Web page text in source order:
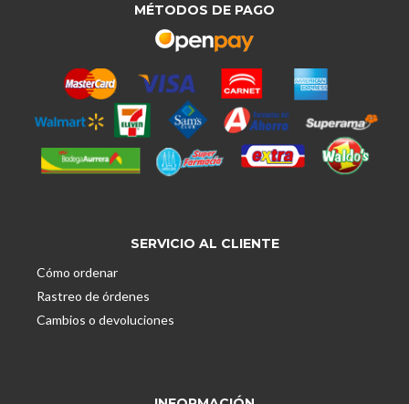
MÉTODOS DE PAGO
SERVICIO AL CLIENTE
Cómo ordenar
Rastreo de órdenes
Cambios o devoluciones